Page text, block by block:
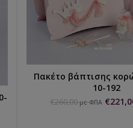
ΕΠΙΛΟΓΉ...
Πακέτο βάπτισης
10-192
€260,00 με ΦΠΑ €